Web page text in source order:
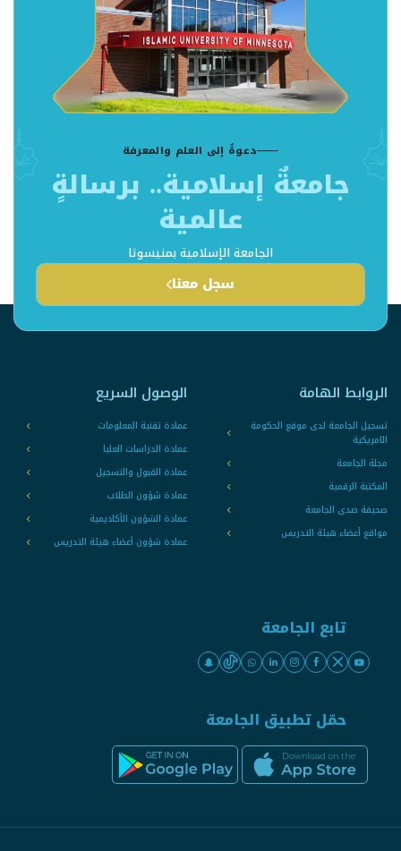
دعوةٌ إلى العلم والمعرفة
جامعةٌ إسلامية.. برسالةٍ
عالمية
الجامعة الإسلامية بمنيسوتا
سجل معنا
الروابط الهامة
تسجيل الجامعة لدى موقع الحكومة
الامريكية
مجلة الجامعة
المكتبة الرقمية
صحيفة صدى الجامعة
مواقع أعضاء هيئة التدريس
الوصول السريع
عمادة تقنية المعلومات
عمادة الدراسات العليا
عمادة القبول والتسجيل
عمادة شؤون الطلاب
عمادة الشؤون الأكاديمية
عمادة شؤون أعضاء هيئة التدريس
تابع الجامعة
حمّل تطبيق الجامعة